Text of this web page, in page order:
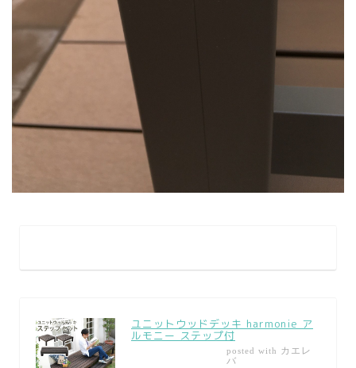
ユニットウッドデッキ harmonie ア
ルモニー ステップ付
posted with カエレ
バ